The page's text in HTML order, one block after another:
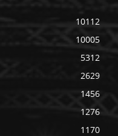
10112
10005
5312
2629
1456
1276
1170